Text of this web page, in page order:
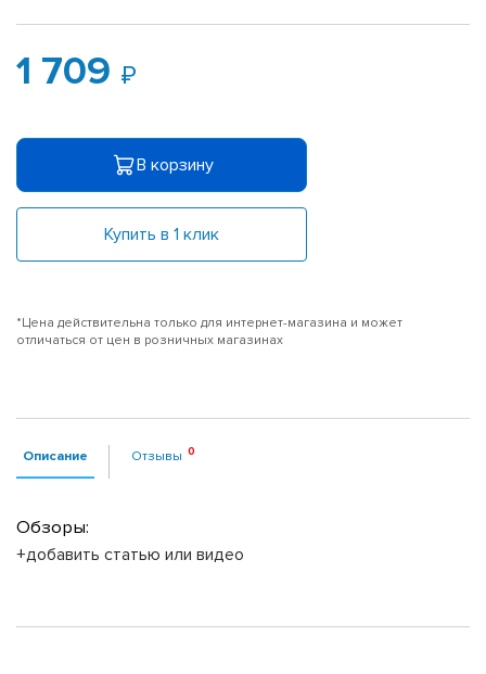
1 709
В корзину
Купить в 1 клик
*Цена действительна только для интернет-магазина и может
отличаться от цен в розничных магазинах
Описание Отзывы
Обзоры:
+добавить статью или видео